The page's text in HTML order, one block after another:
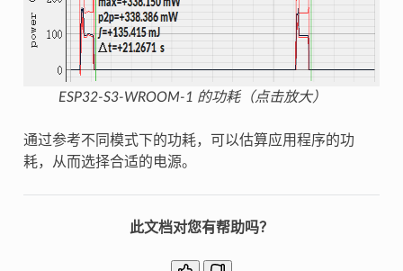
ESP32-S3-WROOM-1 的功耗（点击放大）
通过参考不同模式下的功耗，可以估算应用程序的功
耗，从而选择合适的电源。
此文档对您有帮助吗？